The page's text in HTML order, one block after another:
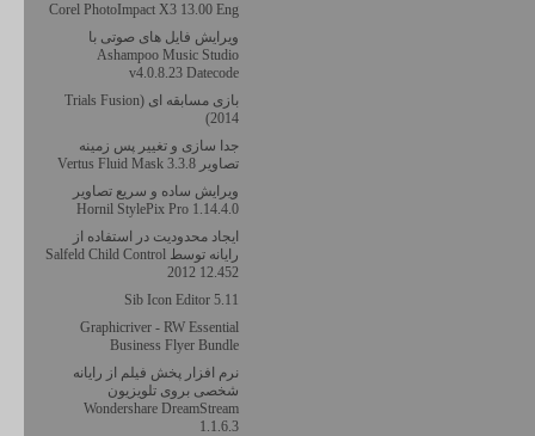
Corel PhotoImpact X3 13.00 Eng
ویرایش فایل های صوتی با
Ashampoo Music Studio
v4.0.8.23 Datecode
بازی مسابقه ای (Trials Fusion
(2014
جدا سازی و تغییر پس زمینه
تصاویر Vertus Fluid Mask 3.3.8
ویرایش ساده و سریع تصاویر
Hornil StylePix Pro 1.14.4.0
ایجاد محدودیت در استفاده از
رایانه توسط Salfeld Child Control
2012 12.452
Sib Icon Editor 5.11
Graphicriver - RW Essential
Business Flyer Bundle
نرم افزار پخش فیلم از رایانه
شخصی بروی تلویزیون
Wondershare DreamStream
1.1.6.3